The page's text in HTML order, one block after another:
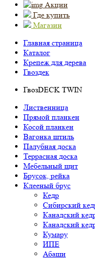
Акции
Где купить
Магазин
Главная страница
Каталог
Крепеж для дерева
Гвоздек
ГвозDECK TWIN
Лиственница
Прямой планкен
Косой планкен
Вагонка штиль
Палубная доска
Террасная доска
Мебельный щит
Брусок, рейка
Клееный брус
Кедр
Сибирский
Канадский
Канадский
Кумару
ИПЕ
Абаши